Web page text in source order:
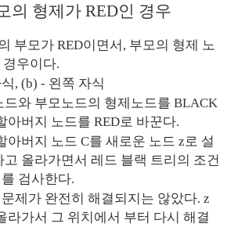
의 형제가 RED인 경우
부모가 RED이면서, 부모의 형제 노
경우이다.
, (b) - 왼쪽 자식
드와 부모노드의 형제노드를 BLACK
아버지 노드를 RED로 바꾼다.
아버지 노드 C를 새로운 노드 z로 설
고 올라가면서 레드 블랙 트리의 조건
검사한다.
문제가 완전히 해결되지는 않았다. z
라가서 그 위치에서 부터 다시 해결